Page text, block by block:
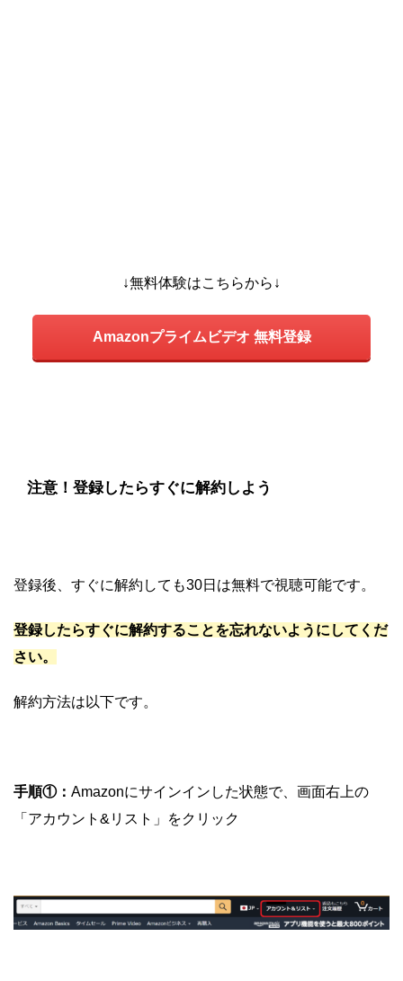
↓無料体験はこちらから↓
Amazonプライムビデオ 無料登録
注意！登録したらすぐに解約しよう
登録後、すぐに解約しても30日は無料で視聴可能です。
登録したらすぐに解約することを忘れないようにしてくだ
さい。
解約方法は以下です。
手順①： Amazonにサインインした状態で、画面右上の
「アカウント&リスト」をクリック